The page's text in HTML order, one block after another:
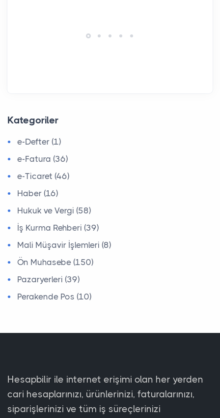
Kategoriler
e-Defter (1)
e-Fatura (36)
e-Ticaret (46)
Haber (16)
Hukuk ve Vergi (58)
İş Kurma Rehberi (39)
Mali Müşavir İşlemleri (8)
Ön Muhasebe (150)
Pazaryerleri (39)
Perakende Pos (10)
Hesapbilir ile internet erişimi olan her yerden
cari hesaplarınızı, ürünlerinizi, faturalarınızı,
siparişlerinizi ve tüm iş süreçlerinizi